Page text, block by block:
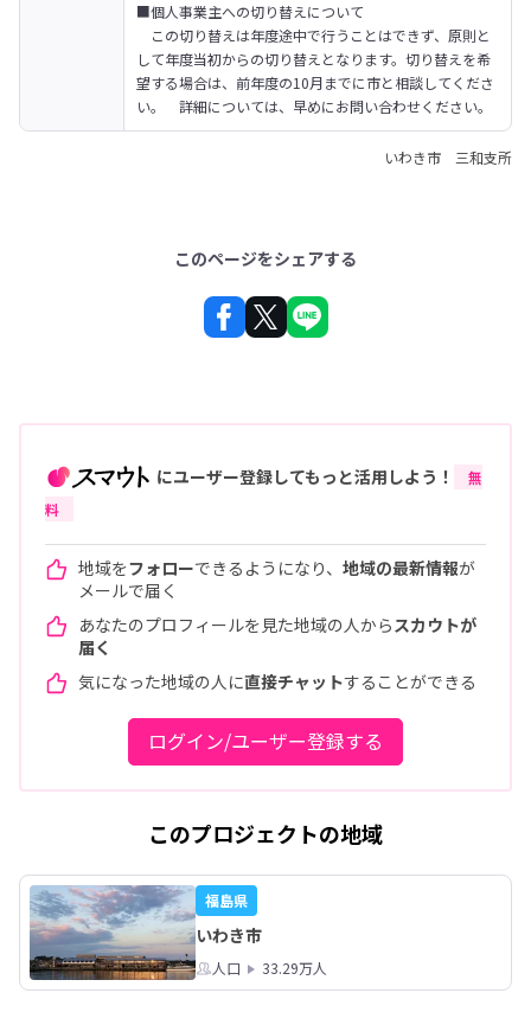
■個人事業主への切り替えについて
この切り替えは年度途中で行うことはできず、原則と
して年度当初からの切り替えとなります。切り替えを希
望する場合は、前年度の10月までに市と相談してくださ
い。　詳細については、早めにお問い合わせください。
いわき市 三和支所
このページをシェアする
にユーザー登録してもっと活用しよう！
無
料
地域をフォローできるようになり、 地域の最新情報が
メールで届く
あなたのプロフィールを見た地域の人から スカウトが
届く
気になった地域の人に直接チャットすることができる
ログイン/ユーザー登録する
このプロジェクトの地域
福島県
いわき市
人口 33.29万人